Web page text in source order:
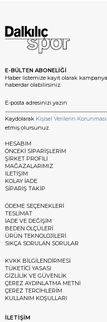
E-BÜLTEN ABONELİĞİ
Haber listemize kayıt olarak
haberdar olabilirsiniz.
Kaydolarak Kişisel Verilerin
etmiş olursunuz.
HESABIM
ÖNCEKİ SİPARİŞLERİM
ŞİRKET PROFİLİ
MAĞAZALARIMIZ
İLETİŞİM
KOLAY İADE
SİPARİŞ TAKİP
ÖDEME SEÇENEKLERİ
TESLİMAT
İADE VE DEĞİŞİM
BEDEN ÖLÇÜLERİ
ÜRÜN TEKNOLOJİLERİ
SIKÇA SORULAN SORULAR
KVKK BİLGİLENDİRMESİ
TÜKETİCİ YASASI
GİZLİLİK VE GÜVENLİK
ÇEREZ AYDINLATMA METNİ
ÇEREZ TERCİHLERİM
KULLANIM KOŞULLARI
İLETİŞİM